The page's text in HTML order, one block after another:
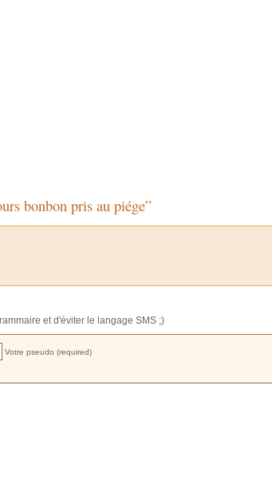
bonbon pris au piége”
et d'éviter le langage SMS ;)
Votre pseudo (required)